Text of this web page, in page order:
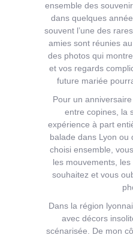
ensemble des
dans quelques
souvent l’une des
amies sont réunies
des photos qui
et vos regards
future mariée
Pour un
entre copines, la
expérience à part
balade dans Lyon ou
choisi ensemble,
les mouvements,
souhaitez et vous
Dans la région
avec décors
scénarisée. De mon